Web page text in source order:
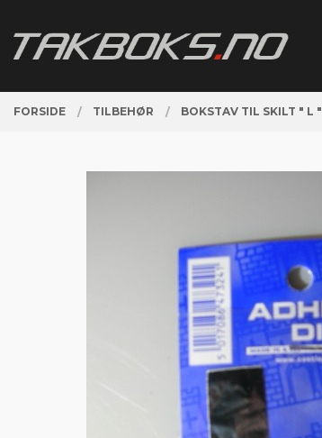
innholdet
FORSIDE TILBEHØR BOKSTAV TIL SKILT " L "